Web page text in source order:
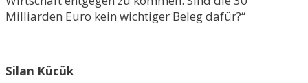
Milliarden Euro kein wichtiger Beleg dafür?“
Silan Kücük